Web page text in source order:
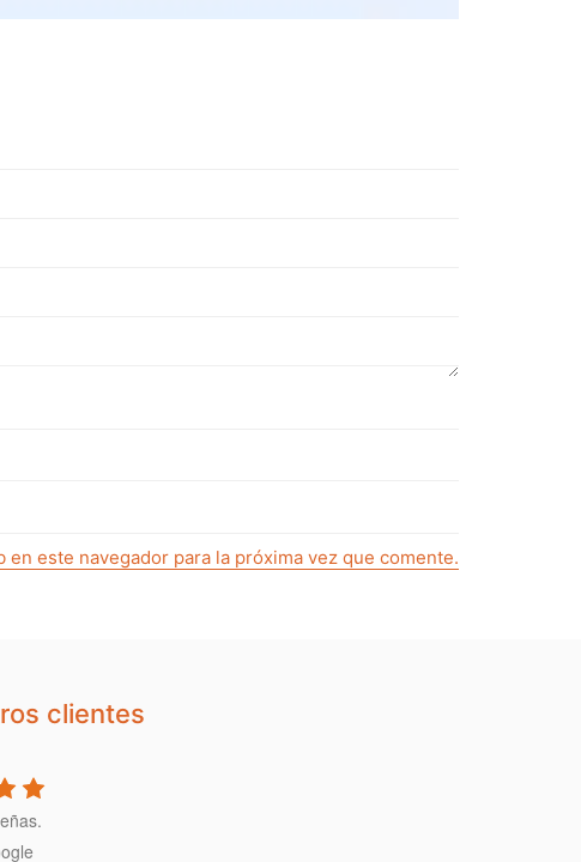
este navegador para la próxima vez que comente.
clientes